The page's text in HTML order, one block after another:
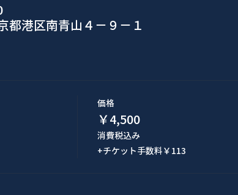
都港区南青山４−９−１
価格
￥4,500
消費税込み
+チケット手数料￥113